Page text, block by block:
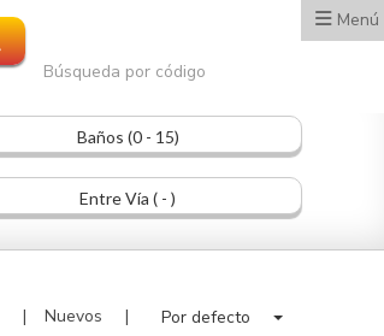
Menú
Búsqueda por código
Baños (0 - 15)
Entre Vía ( - )
Nuevos Por defecto